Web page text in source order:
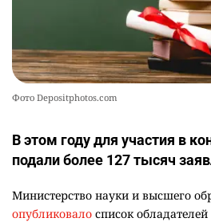
Фото Depositphotos.com
В этом году для участия в
подали более 127 тысяч
Министерство науки и высшего
опубликовало список